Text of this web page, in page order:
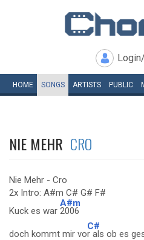
HOME SONGS ARTISTS PUBLIC
NIE MEHR CRO
Nie Mehr - Cro
2x Intro: A#m C# G# F#
Kuck es war
A#m
2006
doch kommt mir vo
C#
r als ob es